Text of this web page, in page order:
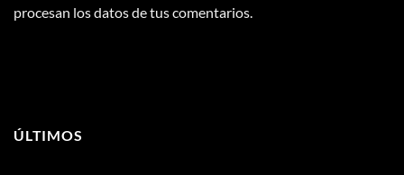
procesan los datos de tus comentarios.
ÚLTIMOS